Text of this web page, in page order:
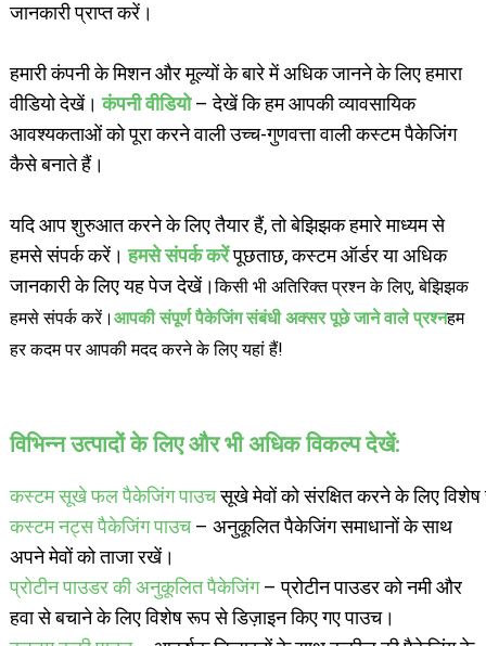
जानकारी प्राप्त करें।
हमारी कंपनी के मिशन और मूल्यों के बारे में अधिक जानने के लिए हमारा
वीडियो देखें।कंपनी वीडियो– देखें कि हम आपकी व्यावसायिक
आवश्यकताओं को पूरा करने वाली उच्च-गुणवत्ता वाली कस्टम पैकेजिंग
कैसे बनाते हैं।
यदि आप शुरुआत करने के लिए तैयार हैं, तो बेझिझक हमारे माध्यम से
हमसे संपर्क करें। हमसे संपर्क करेंपूछताछ, कस्टम ऑर्डर या अधिक
जानकारी के लिए यह पेज देखें।किसी भी अतिरिक्त प्रश्न के लिए, बेझिझक
हमसे संपर्क करें। आपकी संपूर्ण पैकेजिंग संबंधी अक्सर पूछे जाने वाले प्रश्नहम
हर कदम पर आपकी मदद करने के लिए यहां हैं!
विभिन्न उत्पादों के लिए और भी अधिक विकल्प देखें:
कस्टम सूखे फल पैकेजिंग पाउचसूखे मेवों को संरक्षित करने के लिए
कस्टम नट्स पैकेजिंग पाउच– अनुकूलित पैकेजिंग समाधानों के साथ
अपने मेवों को ताजा रखें।
प्रोटीन पाउडर की अनुकूलित पैकेजिंग– प्रोटीन पाउडर को नमी और
हवा से बचाने के लिए विशेष रूप से डिज़ाइन किए गए पाउच।